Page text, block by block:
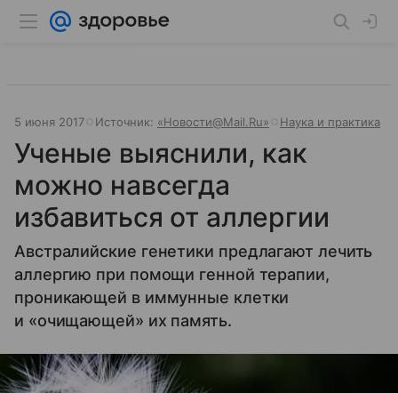
5 июня 2017 Источник: «Новости@Mail.Ru» Наука и практика
Ученые выяснили, как
можно навсегда
избавиться от аллергии
Австралийские генетики предлагают лечить
аллергию при помощи генной терапии,
проникающей в иммунные клетки
и «очищающей» их память.